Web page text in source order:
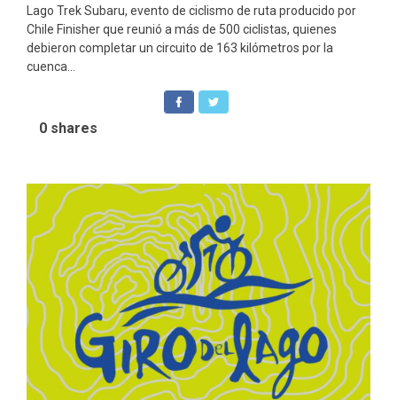
Lago Trek Subaru, evento de ciclismo de ruta producido por
Chile Finisher que reunió a más de 500 ciclistas, quienes
debieron completar un circuito de 163 kilómetros por la
cuenca...
0 shares